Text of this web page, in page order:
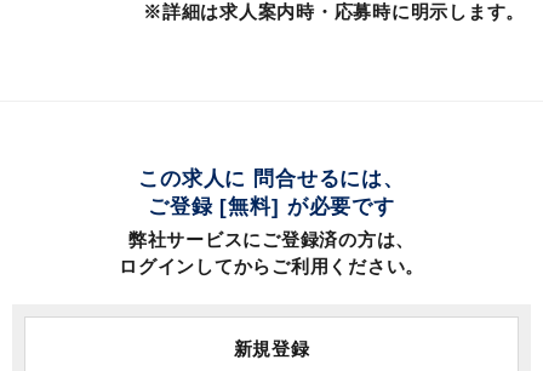
※詳細は求人案内時・応募時に明示します。
この求人に 問合せるには、
ご登録 [無料] が必要です
弊社サービスにご登録済の方は、
ログインしてからご利用ください。
新規登録